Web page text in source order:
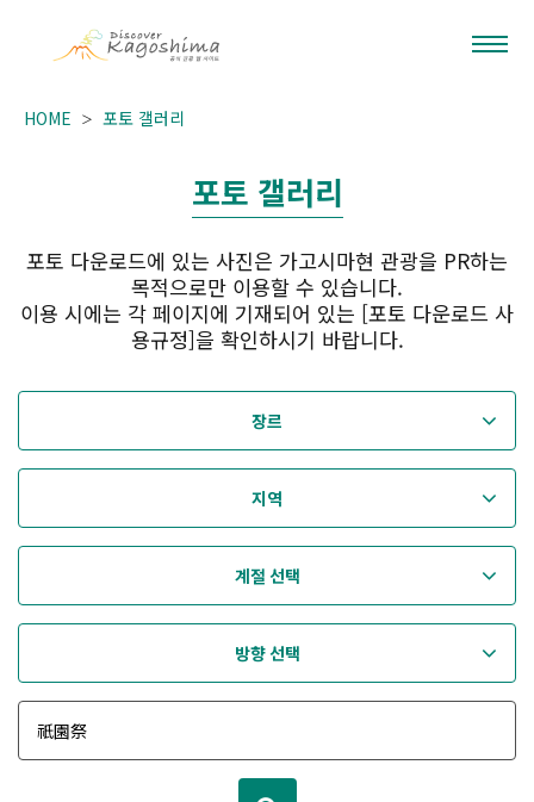
HOME 포토 갤러리
포토 갤러리
포토 다운로드에 있는 사진은 가고시마현 관광을 PR하는
목적으로만 이용할 수 있습니다.
이용 시에는 각 페이지에 기재되어 있는 [포토 다운로드 사
용규정]을 확인하시기 바랍니다.
장르
지역
계절 선택
방향 선택